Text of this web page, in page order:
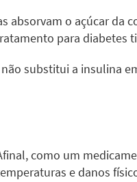
o açúcar da
para diabetes
substitui a insulina
como um
e danos